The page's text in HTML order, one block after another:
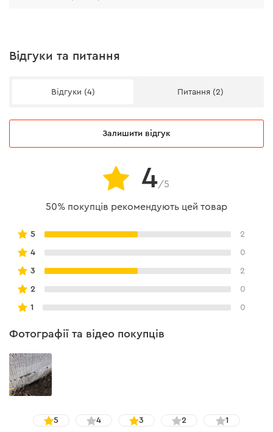
Підходить для КШМ потужністю від 1 кВт. Може
використовуватися для сухого і мокрого шліфування.
Не рекомендовано перевищувати максимальну
швидкість обертів.
Відгуки та питання
Відгуки (4) Питання (2)
Залишити відгук
4/5
50% покупців рекомендують цей товар
5 2
4 0
3 2
2 0
1 0
Фотографії та відео покупців
5 4 3 2 1